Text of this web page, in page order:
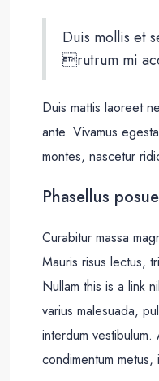
Duis mollis et
rutrum mi
Duis mattis laoreet
ante. Vivamus
montes, nascetur
Phasellus
Curabitur massa
Mauris risus lectus,
Nullam this is a link
varius malesuada,
interdum
condimentum